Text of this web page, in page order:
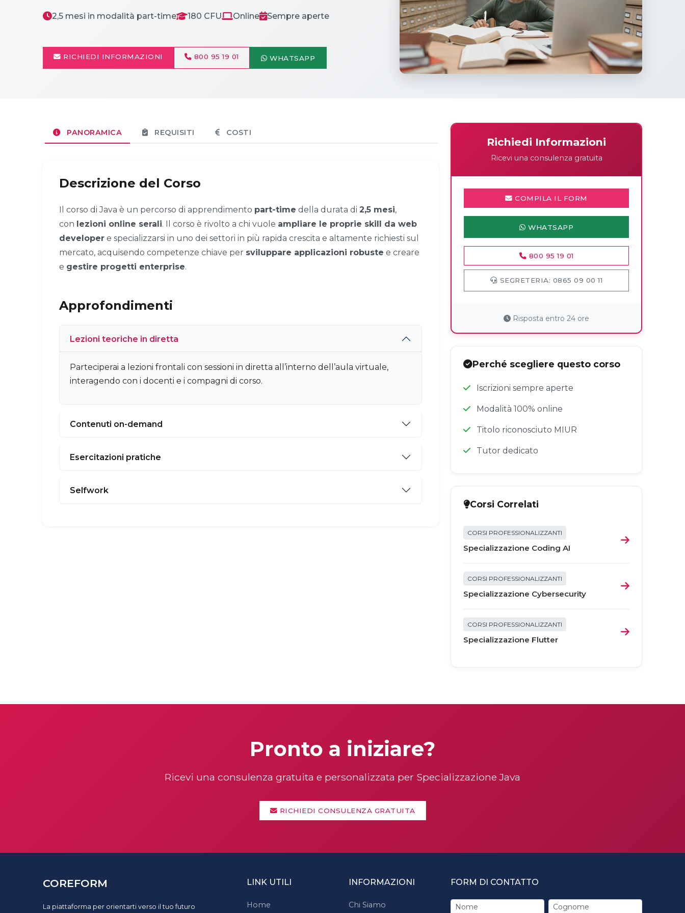
2,5 mesi in modalità part-time 180 CFU Online Sempre aperte
RICHIEDI INFORMAZIONI 800 95 19 01 WHATSAPP
PANORAMICA REQUISITI COSTI
Descrizione del Corso
Il corso di Java è un percorso di apprendimento part-time della durata di 2,5 mesi,
con lezioni online serali. Il corso è rivolto a chi vuole ampliare le proprie skill da web
developer e specializzarsi in uno dei settori in più rapida crescita e altamente richiesti sul
mercato, acquisendo competenze chiave per sviluppare applicazioni robuste e creare
e gestire progetti enterprise.
Approfondimenti
Lezioni teoriche in diretta
Parteciperai a lezioni frontali con sessioni in diretta all’interno dell’aula virtuale,
interagendo con i docenti e i compagni di corso.
Contenuti on-demand
Esercitazioni pratiche
Selfwork
Richiedi Informazioni
Ricevi una consulenza gratuita
COMPILA IL FORM
WHATSAPP
800 95 19 01
SEGRETERIA: 0865 09 00 11
Risposta entro 24 ore
Perché scegliere questo corso
Iscrizioni sempre aperte
Modalità 100% online
Titolo riconosciuto MIUR
Tutor dedicato
Corsi Correlati
CORSI PROFESSIONALIZZANTI
Specializzazione Coding AI
CORSI PROFESSIONALIZZANTI
Specializzazione Cybersecurity
CORSI PROFESSIONALIZZANTI
Specializzazione Flutter
Pronto a iniziare?
Ricevi una consulenza gratuita e personalizzata per Specializzazione Java
RICHIEDI CONSULENZA GRATUITA
COREFORM
La piattaforma per orientarti verso il tuo futuro
LINK UTILI
Home
INFORMAZIONI
Chi Siamo
FORM DI CONTATTO